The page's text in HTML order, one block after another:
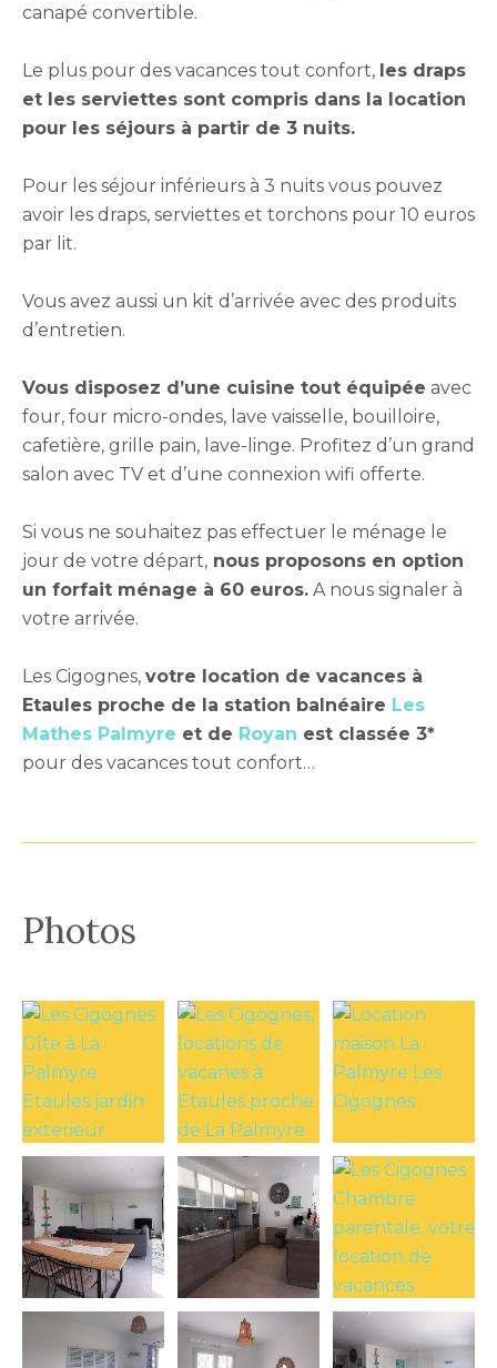
canapé convertible.
Le plus pour des vacances tout confort, les draps
et les serviettes sont compris dans la location
pour les séjours à partir de 3 nuits.
Pour les séjour inférieurs à 3 nuits vous pouvez
avoir les draps, serviettes et torchons pour 10 euros
par lit.
Vous avez aussi un kit d’arrivée avec des produits
d’entretien.
Vous disposez d’une cuisine tout équipée avec
four, four micro-ondes, lave vaisselle, bouilloire,
cafetière, grille pain, lave-linge. Profitez d’un grand
salon avec TV et d’une connexion wifi offerte.
Si vous ne souhaitez pas effectuer le ménage le
jour de votre départ, nous proposons en option
un forfait ménage à 60 euros. A nous signaler à
votre arrivée.
Les Cigognes, votre location de vacances à
Etaules proche de la station balnéaire Les
Mathes Palmyre et de Royan est classée 3*
pour des vacances tout confort…
Photos